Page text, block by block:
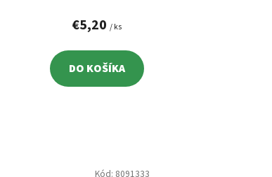
€5,20 / ks
DO KOŠÍKA
Kód: 8091333